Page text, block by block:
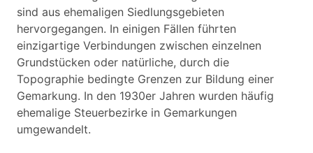
sind aus ehemaligen Siedlungsgebieten
hervorgegangen. In einigen Fällen führten
einzigartige Verbindungen zwischen einzelnen
Grundstücken oder natürliche, durch die
Topographie bedingte Grenzen zur Bildung einer
Gemarkung. In den 1930er Jahren wurden häufig
ehemalige Steuerbezirke in Gemarkungen
umgewandelt.